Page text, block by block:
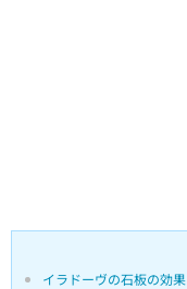
イラドーヴの石板の効果